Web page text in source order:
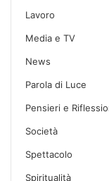
Lavoro
Media e TV
News
Parola di Luce
Pensieri e
Società
Spettacolo
Spiritualità